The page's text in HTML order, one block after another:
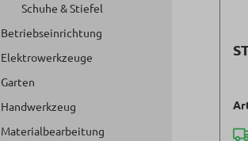
Schuhe & Stiefel
Betriebseinrichtung
Elektrowerkzeuge
Garten
Handwerkzeug
Materialbearbeitung